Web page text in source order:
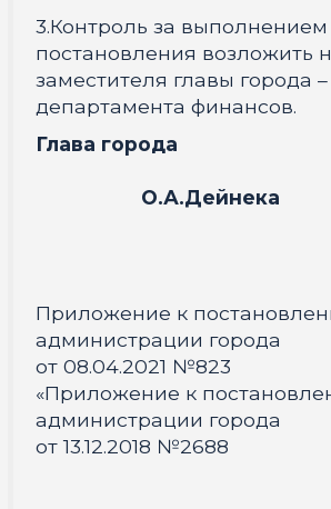
3.Контроль за выполнением
постановления возложить
заместителя главы города
департамента финансов.
Глава города
О.А.Дейнека
Приложение к
администрации города
от 08.04.2021 №823
«Приложение к
администрации города
от 13.12.2018 №2688